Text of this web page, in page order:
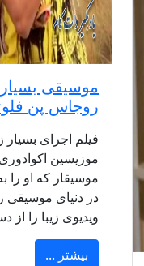
موسیقی بسیار
روجاس پن
فیلم اجرای
موزیسین
موسیقار که او را
در دنیای موسیقی
ویدیوی زیبا را از
بیشتر ...